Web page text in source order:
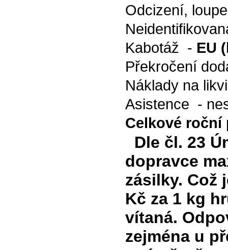
Odcizení,
Kabotáž - EU
Překročení
Náklady na
Asistence -
Celkové roční
Dle čl. 23
dopravce
zásilky. Což
Kč za 1 kg
vítaná.
zejména u